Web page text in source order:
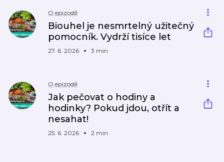
O epizodě
Biouhel je nesmrtelný užitečný
pomocník. Vydrží tisíce let
27. 6. 2026 3 min
O epizodě
Jak pečovat o hodiny a
hodinky? Pokud jdou, otřít a
nesahat!
25. 6. 2026 2 min